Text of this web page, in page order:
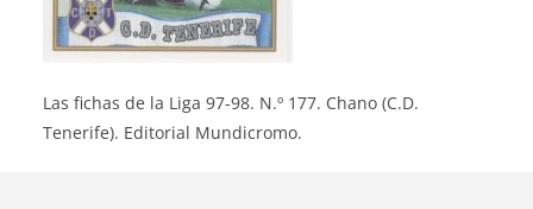
Las fichas de la Liga 97-98. N.º 177. Chano (C.D.
Tenerife). Editorial Mundicromo.